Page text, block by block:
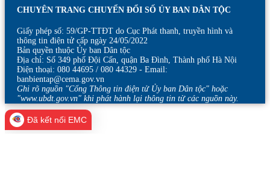
CHUYÊN TRANG CHUYỂN ĐỔI SỐ ỦY BAN DÂN TỘC
Giấy phép số: 59/GP-TTĐT do Cục Phát thanh, truyền hình và
thông tin điện tử cấp ngày 24/05/2022
Bản quyền thuộc Ủy ban Dân tộc
Địa chỉ: Số 349 phố Đội Cấn, quận Ba Đình, Thành phố Hà Nội
Điện thoại: 080 44695 / 080 44329 - Email:
banbientap@cema.gov.vn
Ghi rõ nguồn "Cổng Thông tin điện tử Ủy ban Dân tộc" hoặc
"www.ubdt.gov.vn" khi phát hành lại thông tin từ các nguồn này.
Đã kết nối EMC